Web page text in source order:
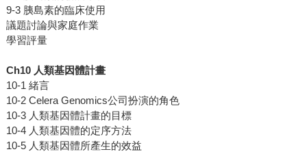
9-3 胰島素的臨床使用
議題討論與家庭作業
學習評量
Ch10 人類基因體計畫
10-1 緒言
10-2 Celera Genomics公司扮演的角色
10-3 人類基因體計畫的目標
10-4 人類基因體的定序方法
10-5 人類基因體所產生的效益